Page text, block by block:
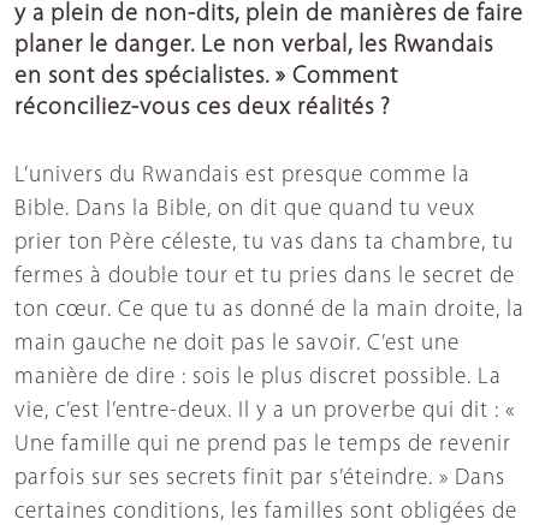
y a plein de non-dits, plein de manières de faire
planer le danger. Le non verbal, les Rwandais
en sont des spécialistes. » Comment
réconciliez-vous ces deux réalités ?
L’univers du Rwandais est presque comme la
Bible. Dans la Bible, on dit que quand tu veux
prier ton Père céleste, tu vas dans ta chambre, tu
fermes à double tour et tu pries dans le secret de
ton cœur. Ce que tu as donné de la main droite, la
main gauche ne doit pas le savoir. C’est une
manière de dire : sois le plus discret possible. La
vie, c’est l’entre-deux. Il y a un proverbe qui dit : «
Une famille qui ne prend pas le temps de revenir
parfois sur ses secrets finit par s’éteindre. » Dans
certaines conditions, les familles sont obligées de